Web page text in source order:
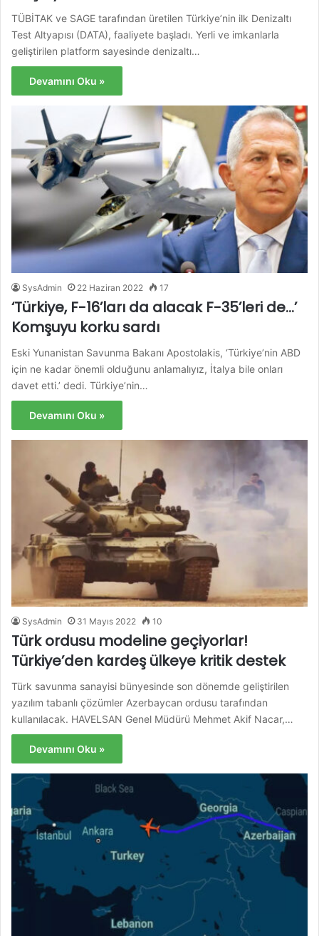
TÜBİTAK ve SAGE tarafından üretilen Türkiye’nin ilk Denizaltı
Test Altyapısı (DATA), faaliyete başladı. Yerli ve imkanlarla
geliştirilen platform sayesinde denizaltı…
Devamını Oku »
SysAdmin 22 Haziran 2022 17
‘Türkiye, F-16’ları da alacak F-35’leri de…’
Komşuyu korku sardı
Eski Yunanistan Savunma Bakanı Apostolakis, ‘Türkiye’nin ABD
için ne kadar önemli olduğunu anlamalıyız, İtalya bile onları
davet etti.’ dedi. Türkiye’nin…
Devamını Oku »
SysAdmin 31 Mayıs 2022 10
Türk ordusu modeline geçiyorlar!
Türkiye’den kardeş ülkeye kritik destek
Türk savunma sanayisi bünyesinde son dönemde geliştirilen
yazılım tabanlı çözümler Azerbaycan ordusu tarafından
kullanılacak. HAVELSAN Genel Müdürü Mehmet Akif Nacar,…
Devamını Oku »